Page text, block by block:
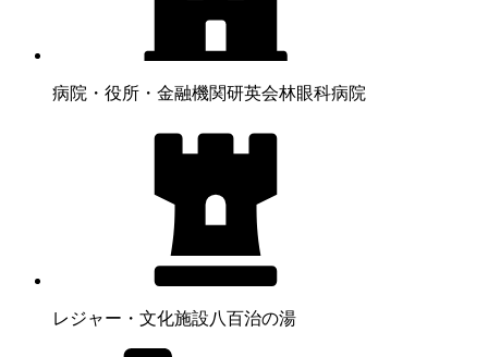
病院・役所・金融機関研英会林眼科病院
レジャー・文化施設八百治の湯